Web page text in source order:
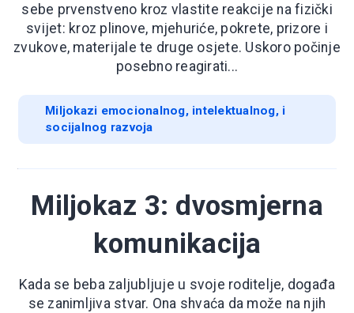
sebe prvenstveno kroz vlastite reakcije na fizički
svijet: kroz plinove, mjehuriće, pokrete, prizore i
zvukove, materijale te druge osjete. Uskoro počinje
posebno reagirati...
Miljokazi emocionalnog, intelektualnog, i
socijalnog razvoja
Miljokaz 3: dvosmjerna
komunikacija
Kada se beba zaljubljuje u svoje roditelje, događa
se zanimljiva stvar. Ona shvaća da može na njih